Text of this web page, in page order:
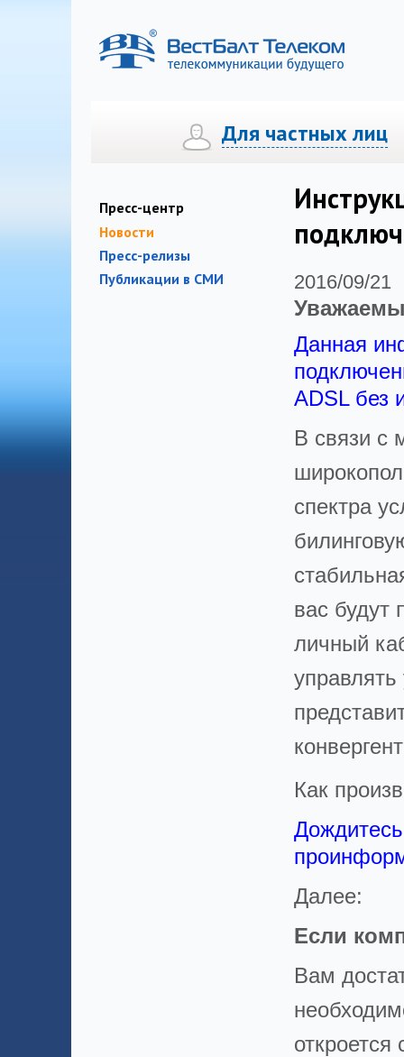
Для частных лиц
Интернет Цифровое ТВ
Интернет
Пресс-центр
Новости
Пресс-релизы
Публикации в СМИ
2016/09/21
Данная
ADSL без
В связи с
спектра
вас будут
личный
Как
Далее:
Если
Вам